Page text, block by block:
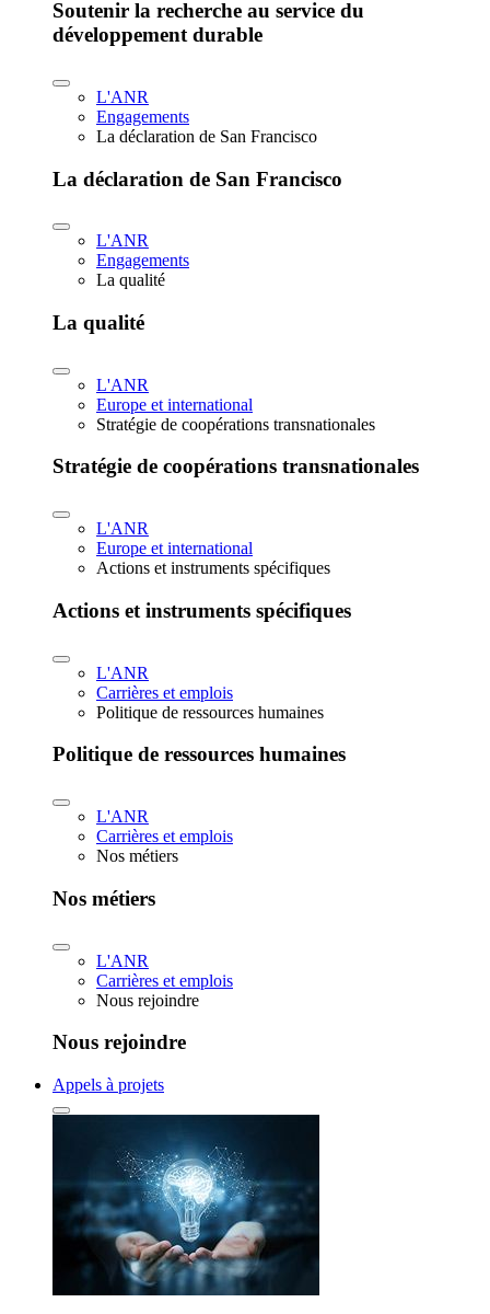
Soutenir la recherche au service du
développement durable
L'ANR
Engagements
La déclaration de San Francisco
La déclaration de San Francisco
L'ANR
Engagements
La qualité
La qualité
L'ANR
Europe et international
Stratégie de coopérations transnationales
Stratégie de coopérations transnationales
L'ANR
Europe et international
Actions et instruments spécifiques
Actions et instruments spécifiques
L'ANR
Carrières et emplois
Politique de ressources humaines
Politique de ressources humaines
L'ANR
Carrières et emplois
Nos métiers
Nos métiers
L'ANR
Carrières et emplois
Nous rejoindre
Nous rejoindre
Appels à projets